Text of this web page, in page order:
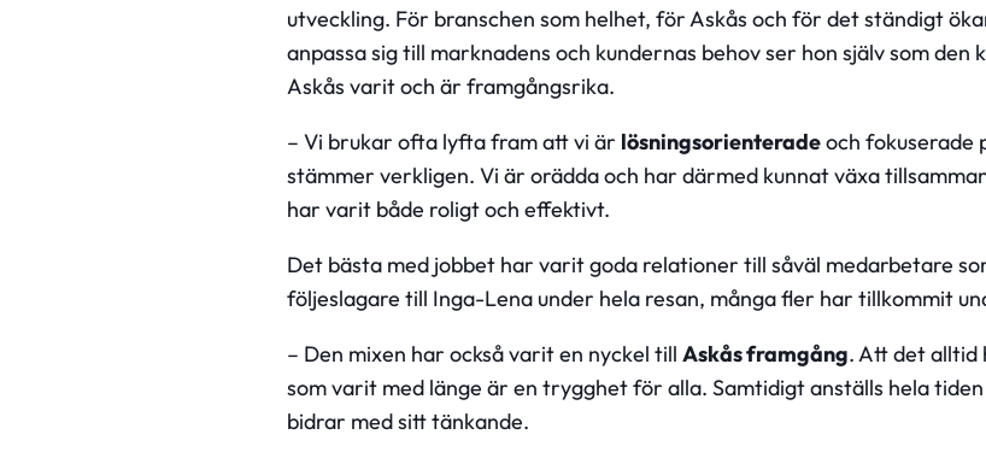
utveckling. För branschen som helhet, för Askås och för det ständigt
anpassa sig till marknadens och kundernas behov ser hon själv som
Askås varit och är framgångsrika.
– Vi brukar ofta lyfta fram att vi är lösningsorienteradeoch fokuserade
stämmer verkligen. Vi är orädda och har därmed kunnat växa
har varit både roligt och effektivt.
Det bästa med jobbet har varit goda relationer till såväl medarbetare
följeslagare till Inga-Lena under hela resan, många fler har tillkommit
– Den mixen har också varit en nyckel till Askås framgång. Att det alltid
som varit med länge är en trygghet för alla. Samtidigt anställs hela
bidrar med sitt tänkande.